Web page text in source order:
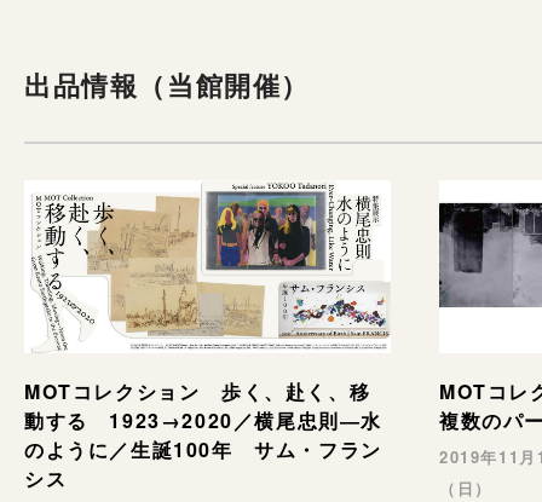
出品情報（当館開催）
MOTコレクション 歩く、赴く、移
動する 1923→2020／横尾忠則―水
のように／生誕100年 サム・フラン
シス
MOTコ
複数のパ
2019年11
（日）